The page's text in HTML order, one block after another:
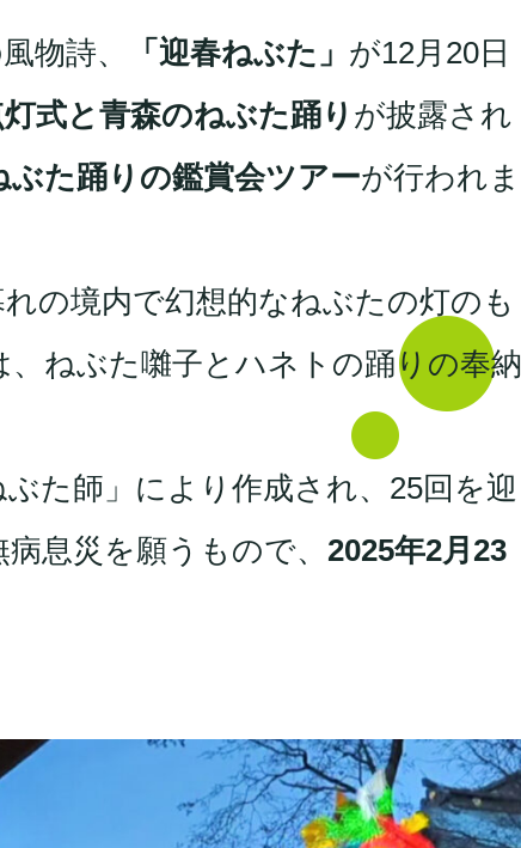
物詩、 「迎春ねぶた」 が12月20日
灯式と青森のねぶた踊り が披露され
た踊りの鑑賞会ツアーが行われま
の境内で幻想的なねぶたの灯のも
ねぶた囃子とハネトの踊りの奉納
た師」により作成され、25回を迎
息災を願うもので、 2025年2月23